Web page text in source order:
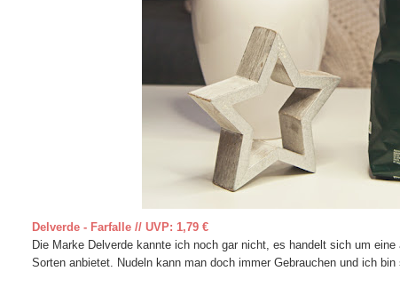
Delverde - Farfalle // UVP: 1,79 €
Die Marke Delverde kannte ich noch gar nicht, es handelt sich um
Sorten anbietet. Nudeln kann man doch immer Gebrauchen und ich